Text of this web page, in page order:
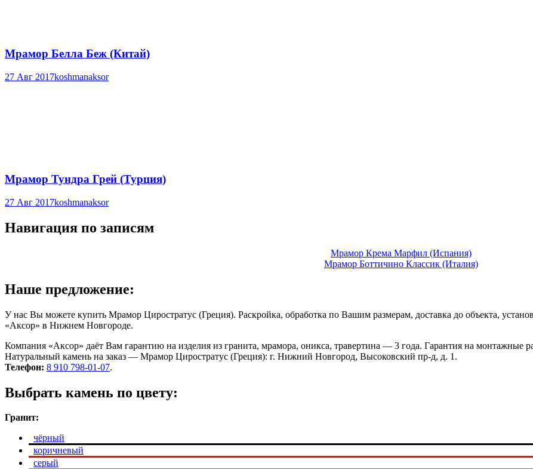
Мрамор Белла Беж (Китай)
27 Авг 2017koshmanaksor
Мрамор Тундра Грей (Турция)
27 Авг 2017koshmanaksor
Навигация по записям
Мрамор Крема Марфил (Испания)
Мрамор Боттичино Классик (Италия)
Наше предложение:
У нас Вы можете купить Мрамор Циростратус (Греция). Раскройка, обработка по Вашим размерам, доставка до объекта,
«Аксор» в Нижнем Новгороде.
Компания «Аксор» даёт Вам гарантию на изделия из гранита, мрамора, оникса, травертина — 3 года. Гарантия на монтажные
Натуральный камень на заказ — Мрамор Циростратус (Греция): г. Нижний Новгород, Высоковский пр-д, д. 1.
Телефон: 8 910 798-01-07.
Выбрать камень по цвету:
Гранит:
чёрный
коричневый
серый